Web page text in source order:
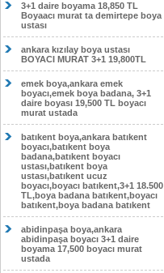
3+1 daire boyama 18,850 TL
Boyaacı murat ta demirtepe boya
ustası
ankara kızılay boya ustası
BOYACI MURAT 3+1 19,800TL
emek boya,ankara emek
boyacı,emek boya badana, 3+1
daire boyası 19,500 TL boyacı
murat ustada
batıkent boya,ankara batıkent
boyacı,batıkent boya
badana,batıkent boyacı
ustası,batıkent boya
ustası,batıkent ucuz
boyacı,boyacı batıkent,3+1 18.500
TL,boya badana batıkent,boyacı
batıkent,boya badana batıkent
abidinpaşa boya,ankara
abidinpaşa boyacı 3+1 daire
boyama 17,500 boyacı murat
ustada